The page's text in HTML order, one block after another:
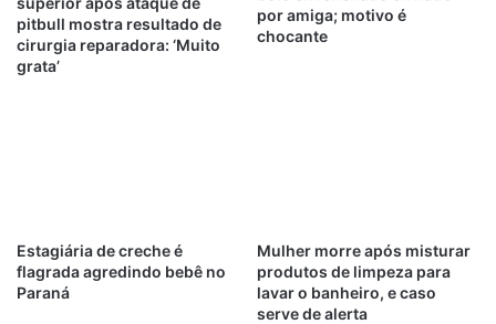
pitbull mostra resultado de
cirurgia reparadora: ‘Muito
grata’
por amiga; motivo é
chocante
Estagiária de creche é
flagrada agredindo bebê no
Paraná
Mulher morre após misturar
produtos de limpeza para
lavar o banheiro, e caso
serve de alerta